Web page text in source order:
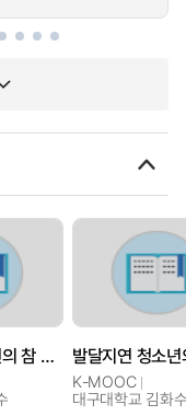
발달지연 청소년의 참 세상살이를 위한 의사소통(2): 학업과 학교생활에 관한 기술
K-MOOC
대구대학교 김화